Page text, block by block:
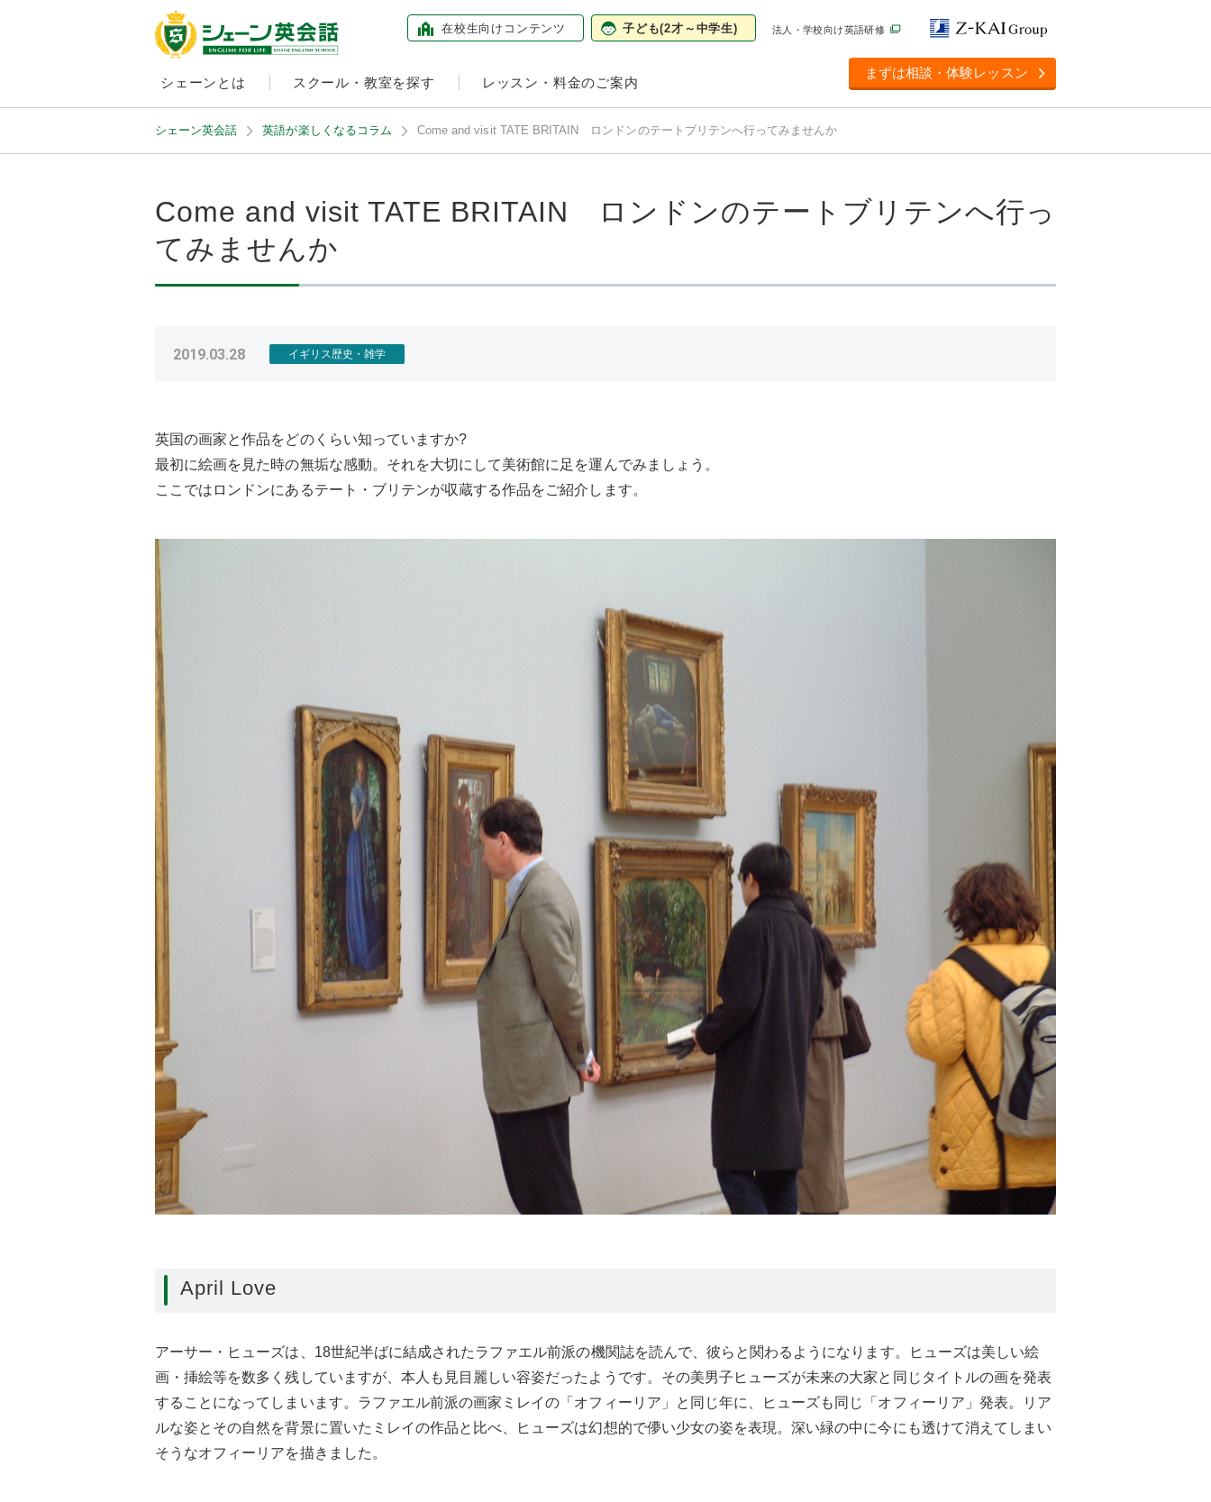
在校生向け コンテンツ 子ども(2才～中学生) 法人・学校向け英語研修
シェーンとは スクール・教室を探す レッスン・料金のご案内
まずは相談・体験レッスン
シェーン英会話 英語が楽しくなるコラム Come and visit TATE BRITAIN ロンドンのテートブリテンへ行ってみませんか
Come and visit TATE BRITAIN ロンドンのテートブリテンへ行っ
てみませんか
2019.03.28 イギリス歴史・雑学
英国の画家と作品をどのくらい知っていますか?
最初に絵画を見た時の無垢な感動。それを大切にして美術館に足を運んでみましょう。
ここではロンドンにあるテート・ブリテンが収蔵する作品をご紹介します。
April Love
アーサー・ヒューズは、18世紀半ばに結成されたラファエル前派の機関誌を読んで、彼らと関わるようになります。ヒューズは美しい絵
画・挿絵等を数多く残していますが、本人も見目麗しい容姿だったようです。その美男子ヒューズが未来の大家と同じタイトルの画を発表
することになってしまいます。ラファエル前派の画家ミレイの「オフィーリア」と同じ年に、ヒューズも同じ「オフィーリア」発表。リア
ルな姿とその自然を背景に置いたミレイの作品と比べ、ヒューズは幻想的で儚い少女の姿を表現。深い緑の中に今にも透けて消えてしまい
そうなオフィーリアを描きました。